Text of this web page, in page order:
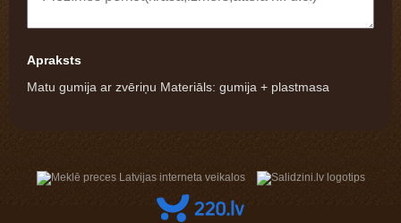
Apraksts
Matu gumija ar zvēriņu Materiāls: gumija + plastmasa